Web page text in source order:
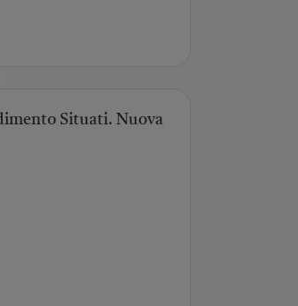
Situati. Nuova